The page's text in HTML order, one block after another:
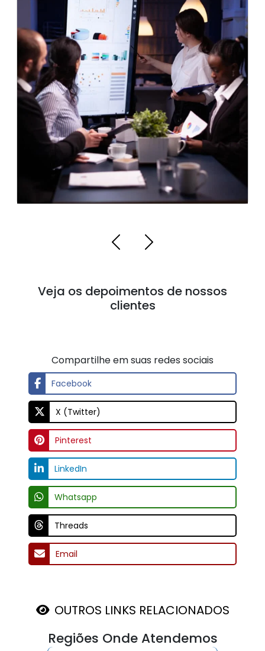
Gestão de mídia paga para indústria
Veja os depoimentos de nossos
clientes
Compartilhe em suas redes sociais
Facebook
X (Twitter)
Pinterest
LinkedIn
Whatsapp
Threads
Email
OUTROS LINKS RELACIONADOS
Regiões Onde Atendemos